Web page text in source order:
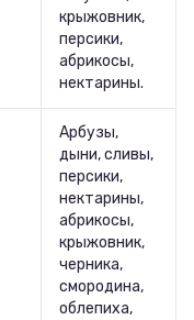
крыжовник,
персики,
абрикосы,
нектарины.
Арбузы,
дыни, сливы,
персики,
нектарины,
абрикосы,
крыжовник,
черника,
смородина,
облепиха,